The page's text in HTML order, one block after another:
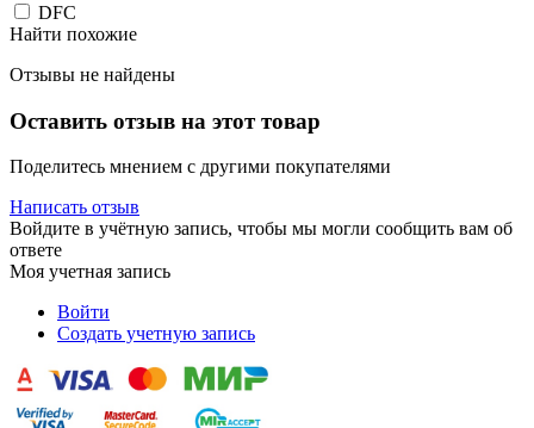
DFC
Найти похожие
Отзывы не найдены
Оставить отзыв на этот товар
Поделитесь мнением с другими покупателями
Написать отзыв
Войдите в учётную запись, чтобы мы могли сообщить вам об
ответе
Моя учетная запись
Войти
Создать учетную запись